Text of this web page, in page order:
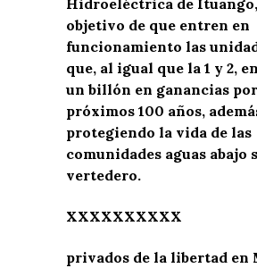
objetivo de que entren en
funcionamiento las
que, al igual que la 1 y 2,
un billón en ganancias
próximos 100 años,
protegiendo la vida de las
comunidades aguas abajo
vertedero.
XXXXXXXXXX
privados de la libertad en